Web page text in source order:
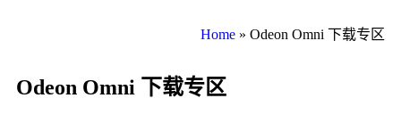
Home » Odeon Omni 下载专区
Odeon Omni 下载专区